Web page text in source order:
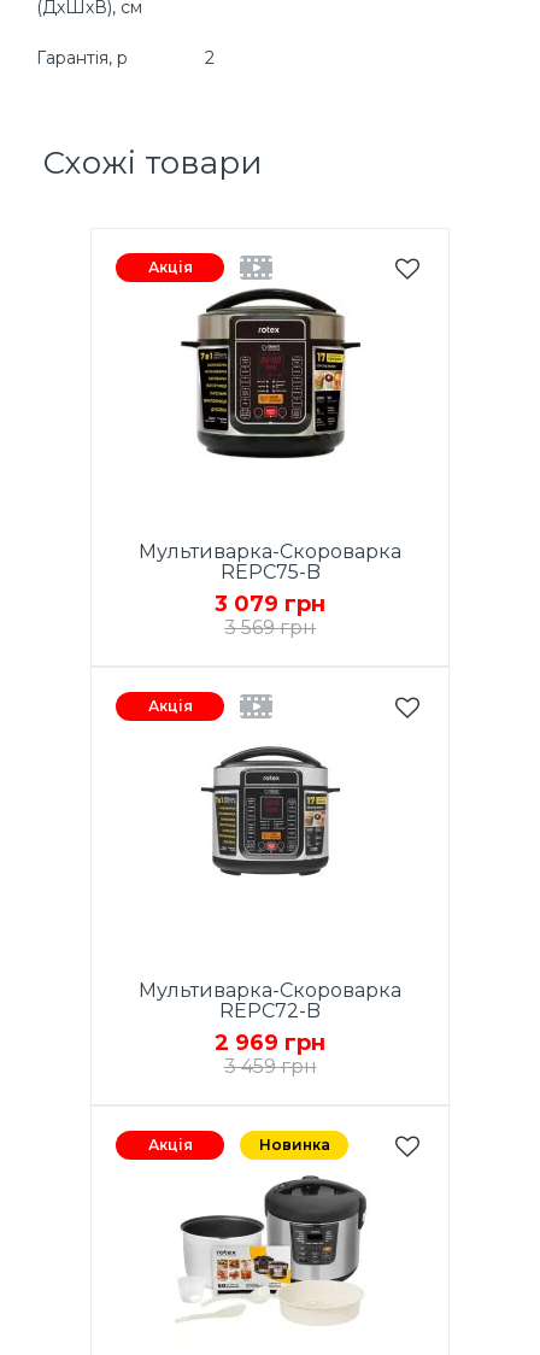
(ДхШхВ), см
Гарантія, р 2
Схожі товари
Акція
Мультиварка-Скороварка
REPC75-B
3 079 грн
3 569 грн
Акція
Мультиварка-Скороварка
REPC72-B
2 969 грн
3 459 грн
Акція Новинка